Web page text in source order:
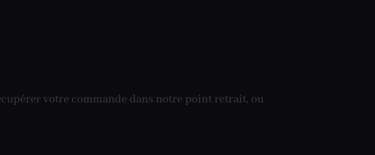
votre commande dans notre point retrait, ou